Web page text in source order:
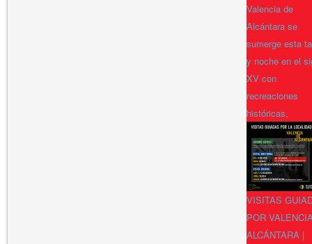
Valencia de
Alcántara se
sumerge esta
y noche en el
XV con
recreaciones
históricas,
VISITAS
POR
ALCÁNTARA |